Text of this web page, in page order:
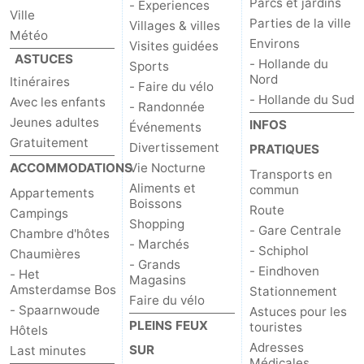
Ville
Météo
ASTUCES
Itinéraires
Avec les enfants
Jeunes adultes
Gratuitement
ACCOMMODATIONS
Appartements
Campings
Chambre d'hôtes
Chaumières
- Het
Amsterdamse Bos
- Spaarnwoude
Hôtels
Last minutes
- Experiences
Villages & villes
Visites guidées
Sports
- Faire du vélo
- Randonnée
Événements
Divertissement
Vie Nocturne
Aliments et
Boissons
Shopping
- Marchés
- Grands
Magasins
Faire du vélo
PLEINS FEUX
SUR
Parties de la ville
Environs
- Hollande du
Nord
- Hollande du Sud
INFOS
PRATIQUES
Transports en
commun
Route
- Gare Centrale
- Schiphol
- Eindhoven
Stationnement
Astuces pour les
touristes
Adresses